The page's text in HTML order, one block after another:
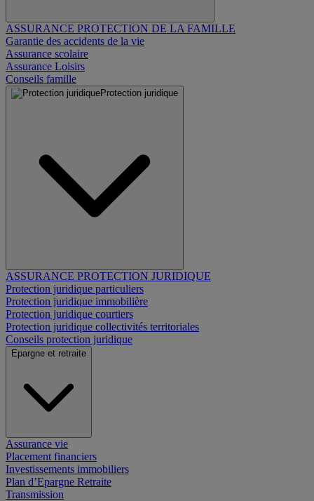
ASSURANCE PROTECTION DE LA FAMILLE
Garantie des accidents de la vie
Assurance scolaire
Assurance Loisirs
Conseils famille
Protection juridique
ASSURANCE PROTECTION JURIDIQUE
Protection juridique particuliers
Protection juridique immobilière
Protection juridique courtiers
Protection juridique collectivités territoriales
Conseils protection juridique
Epargne et retraite
Assurance vie
Placement financiers
Investissements immobiliers
Plan d’Epargne Retraite
Transmission